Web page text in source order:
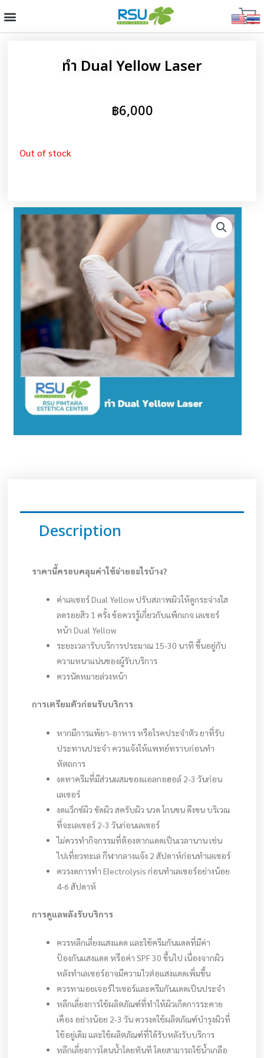
ทำ Dual Yellow Laser
฿6,000
Out of stock
Description
ราคานี้ครอบคลุมค่าใช้จ่ายอะไรบ้าง?
ค่าเลเซอร์ Dual Yellow ปรับสภาพผิวให้ดูกระจ่างใส
ลดรอยสิว 1 ครั้ง ข้อควรรู้เกี่ยวกับแพ็กเกจ เลเซอร์
หน้า Dual Yellow
ระยะเวลารับบริการประมาณ 15-30 นาที ขึ้นอยู่กับ
ความหนาแน่นของผู้รับบริการ
ควรนัดหมายล่วงหน้า
การเตรียมตัวก่อนรับบริการ
หากมีการแพ้ยา-อาหาร หรือโรคประจำตัว ยาที่รับ
ประทานประจำ ควรแจ้งให้แพทย์ทราบก่อนทำ
หัตถการ
งดทาครีมที่มีส่วนผสมของแอลกอฮอล์ 2-3 วันก่อน
เลเซอร์
งดแว็กซ์ผิว ขัดผิว สครับผิว นวด โกนขน ดึงขน บริเวณ
ที่จะเลเซอร์ 2-3 วันก่อนเลเซอร์
ไม่ควรทำกิจกรรมที่ต้องตากแดดเป็นเวลานาน เช่น
ไปเที่ยวทะเล กีฬากลางแจ้ง 2 สัปดาห์ก่อนทำเลเซอร์
ควรงดการทำ Electrolysis ก่อนทำเลเซอร์อย่างน้อย
4-6 สัปดาห์
การดูแลหลังรับบริการ
ควรหลีกเลี่ยงแสงแดด และใช้ครีมกันแดดที่มีค่า
ป้องกันแสงแดด หรือค่า SPF 30 ขึ้นไป เนื่องจากผิว
หลังทำเลเซอร์อาจมีความไวต่อแสงแดดเพิ่มขึ้น
ควรทามอยเจอร์ไรเซอร์และครีมกันแดดเป็นประจำ
หลีกเลี่ยงการใช้ผลิตภัณฑ์ที่ทำให้ผิวเกิดการระคาย
เคือง อย่างน้อย 2-3 วัน ควรงดใช้ผลิตภัณฑ์บำรุงผิวที่
ใช้อยู่เดิม และใช้ผลิตภัณฑ์ที่ได้รับหลังรับบริการ
หลีกเลี่ยงการโดนน้ำโดยทันที โดยสามารถใช้น้ำเกลือ